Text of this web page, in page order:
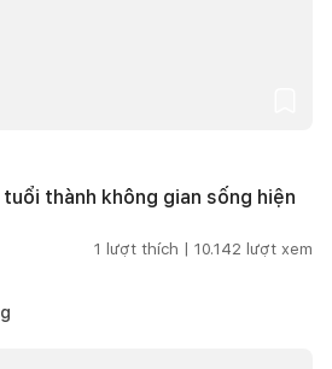
thành không gian sống hiện
1 lượt thích | 10.142 lượt xem